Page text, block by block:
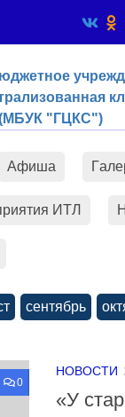
"ГЦКС")
Афиша
ИТЛ
сентябрь
0
НОВОСТИ
«У